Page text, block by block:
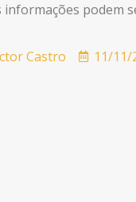
informações podem
Castro 11/11/